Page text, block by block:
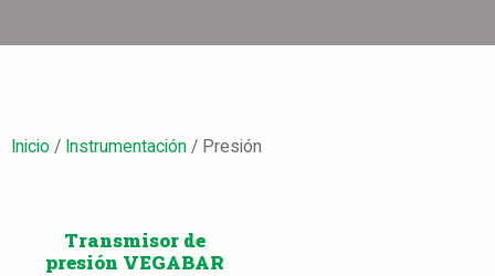
Inicio / Instrumentación / Presión
Transmisor de
presión VEGABAR